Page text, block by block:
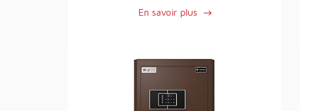
En savoir plus